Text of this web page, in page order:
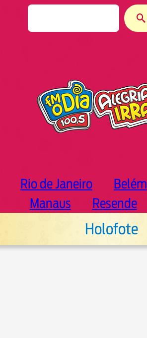
Rio de Janeiro Belém
Manaus
Resende
Holofote